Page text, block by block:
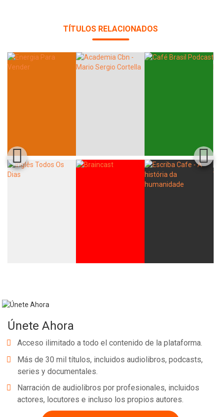
TÍTULOS RELACIONADOS
Únete Ahora
Acceso ilimitado a todo el contenido de la plataforma.
Más de 30 mil títulos, incluidos audiolibros, podcasts,
series y documentales.
Narración de audiolibros por profesionales, incluidos
actores, locutores e incluso los propios autores.